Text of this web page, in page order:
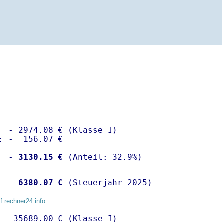
2974.08 € (Klasse I)
-  156.07 €
-
3130.15 €
6380.07 € (Steuerjahr 2025)
rechner24.info
€ (Klasse I)